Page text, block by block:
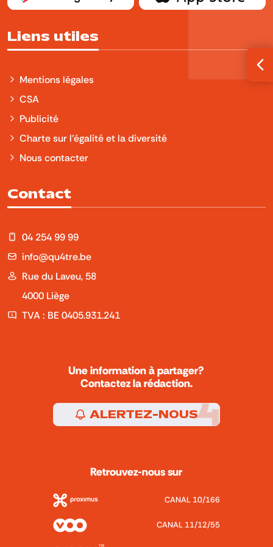
Liens utiles
Mentions légales
CSA
Publicité
Charte sur l'égalité et la diversité
Nous contacter
Contact
04 254 99 99
info@qu4tre.be
Rue du Laveu, 58
4000 Liège
TVA : BE 0405.931.241
Une information à partager?
Contactez la rédaction.
ALERTEZ-NOUS
Retrouvez-nous sur
CANAL 10/166
CANAL 11/12/55